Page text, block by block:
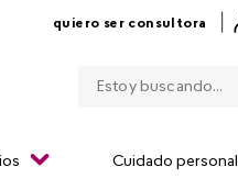
quiero ser consultora
Cuidado personal